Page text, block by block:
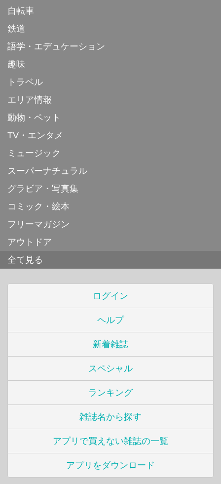
自転車
鉄道
語学・エデュケーション
趣味
トラベル
エリア情報
動物・ペット
TV・エンタメ
ミュージック
スーパーナチュラル
グラビア・写真集
コミック・絵本
フリーマガジン
アウトドア
全て見る
ログイン
ヘルプ
新着雑誌
スペシャル
ランキング
雑誌名から探す
アプリで買えない雑誌の一覧
アプリをダウンロード